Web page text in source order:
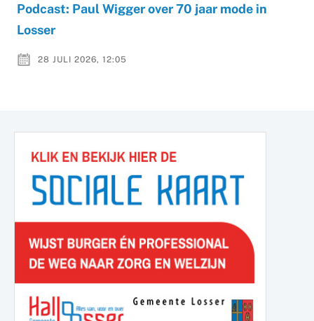
Podcast: Paul Wigger over 70 jaar mode in
Losser
28 JULI 2026, 12:05